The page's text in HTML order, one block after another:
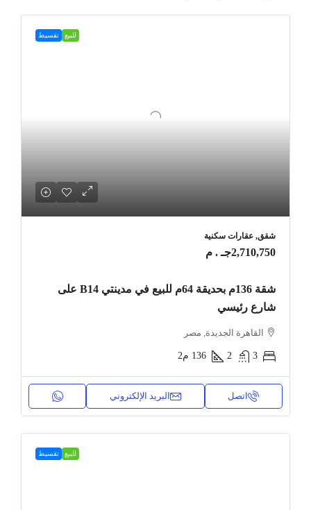
للبيع تقسيط
شقق, عقارات سكنية
2,710,750جـ . م
شقة 136م بحديقة 64م للبيع في مدينتي B14 على
شارع رئيسي
القاهرة الجديدة, مصر
3
2
136 م2
اتصل البريد الإلكتروني
للبيع تقسيط